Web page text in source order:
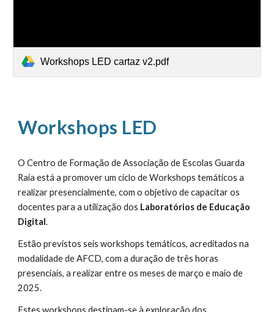
Workshops LED cartaz v2.pdf
Workshops LED
O Centro de Formação de Associação de Escolas Guarda
Raia está a promover um ciclo de Workshops temáticos a
realizar presencialmente, com o objetivo de capacitar os
docentes para a utilização dos Laboratórios de Educação
Digital.
Estão previstos seis workshops temáticos, acreditados na
modalidade de AFCD, com a duração de três horas
presenciais, a realizar entre os meses de março e maio de
2025.
Estes workshops destinam-se à exploração dos